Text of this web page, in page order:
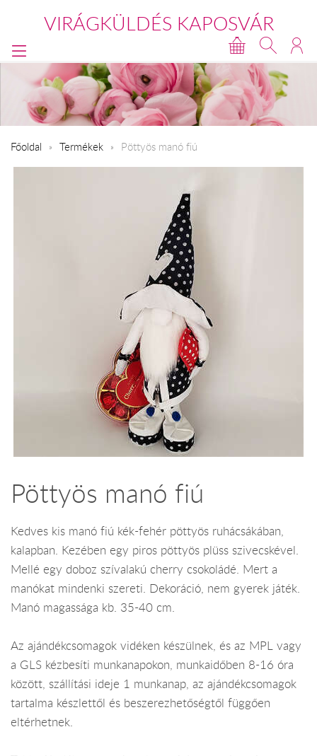
VIRÁGKÜLDÉS KAPOSVÁR
Főoldal Termékek Pöttyös manó fiú
Pöttyös manó fiú
Kedves kis manó fiú kék-fehér pöttyös ruhácsákában,
kalapban. Kezében egy piros pöttyös plüss szivecskével.
Mellé egy doboz szívalakú cherry csokoládé. Mert a
manókat mindenki szereti. Dekoráció, nem gyerek játék.
Manó magassága kb. 35-40 cm.
Az ajándékcsomagok vidéken készülnek, és az MPL vagy
a GLS kézbesíti munkanapokon, munkaidőben 8-16 óra
között, szállítási ideje 1 munkanap, az ajándékcsomagok
tartalma készlettől és beszerezhetőségtől függően
eltérhetnek.